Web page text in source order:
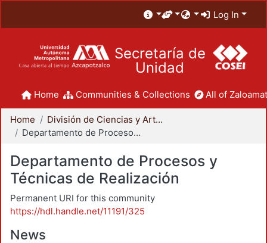
Log In
Secretaría de
Unidad
Home Communities & Collections All of
Home
División de Ciencias y Artes para el Diseño
Departamento de Procesos y Técnicas de Realización
Departamento de Procesos y
Técnicas de Realización
Permanent URI for this community
https://hdl.handle.net/11191/325
News